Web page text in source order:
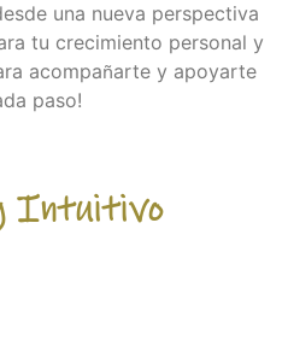
una nueva perspectiva
tu crecimiento personal y
acompañarte y apoyarte
paso!
Intuitivo